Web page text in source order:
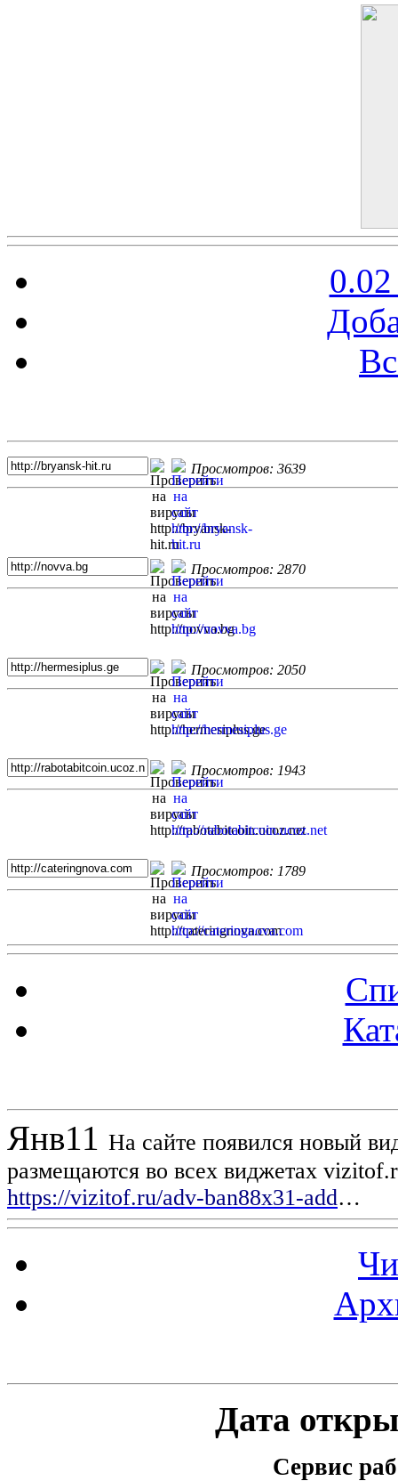
Просмотров: 3639
Просмотров: 2870
Просмотров: 2050
Просмотров: 1943
Просмотров: 1789
Янв11 На сайте появился новый
размещаются во всех виджетах
https://vizitof.ru/adv-ban88x31-add…
Дата
Сервис